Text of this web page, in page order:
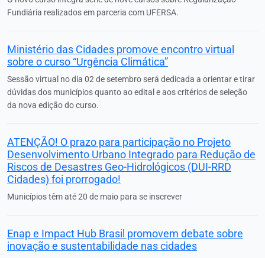
Fundiária realizados em parceria com UFERSA.
Ministério das Cidades promove encontro virtual
sobre o curso “Urgência Climática”
Sessão virtual no dia 02 de setembro será dedicada a orientar e tirar
dúvidas dos municípios quanto ao edital e aos critérios de seleção
da nova edição do curso.
ATENÇÃO! O prazo para participação no Projeto
Desenvolvimento Urbano Integrado para Redução de
Riscos de Desastres Geo-Hidrológicos (DUI-RRD
Cidades) foi prorrogado!
Municípios têm até 20 de maio para se inscrever
Enap e Impact Hub Brasil promovem debate sobre
inovação e sustentabilidade nas cidades